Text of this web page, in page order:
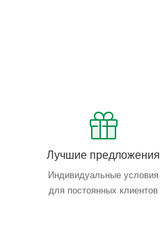
Лучшие предложения
Индивидуальные условия
для постоянных клиентов